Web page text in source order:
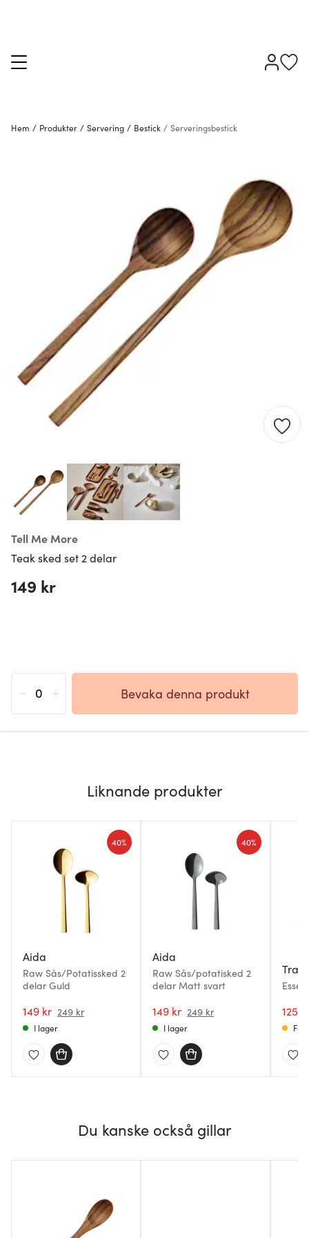
Hem / Produkter / Servering / Bestick / Serveringsbestick
Tell Me More
Teak sked set 2 delar
149 kr
Bevaka denna produkt
Liknande produkter
Aida
Raw Sås/Potatissked 2
delar Guld
149 kr 249 kr
40%
I lager
Aida
Raw Sås/potatisked 2
delar Matt svart
149 kr 249 kr
40%
I lager
125
Få
Du kanske också gillar